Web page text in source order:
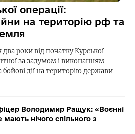
операції:
на територію рф та
роки від початку Курської
за задумом і виконанням
бойові дії на територію держави-
Володимир Ращук: «Воєнні
нічого спільного з